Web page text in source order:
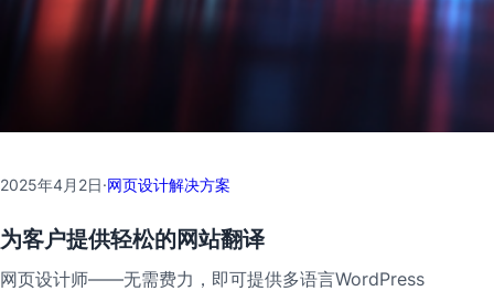
2025年4月2日·网页设计解决方案
为客户提供轻松的网站翻译
网页设计师——无需费力，即可提供多语言WordPress